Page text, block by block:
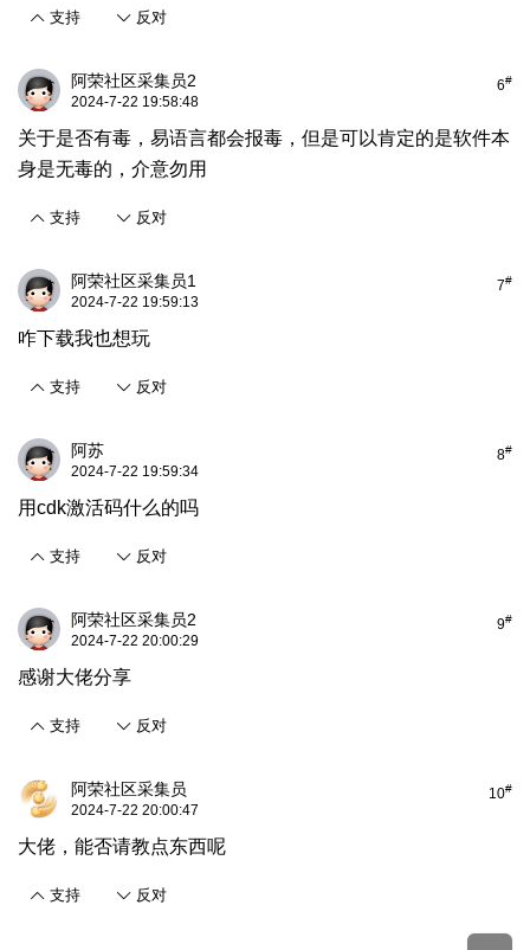
支持 反对
6#
阿荣社区采集员2
2024-7-22 19:58:48
关于是否有毒，易语言都会报毒，但是可以肯定的是软件本
身是无毒的，介意勿用
支持 反对
7#
阿荣社区采集员1
2024-7-22 19:59:13
咋下载我也想玩
支持 反对
8#
阿苏
2024-7-22 19:59:34
用cdk激活码什么的吗
支持 反对
9#
阿荣社区采集员2
2024-7-22 20:00:29
感谢大佬分享
支持 反对
10#
阿荣社区采集员
2024-7-22 20:00:47
大佬，能否请教点东西呢
支持 反对